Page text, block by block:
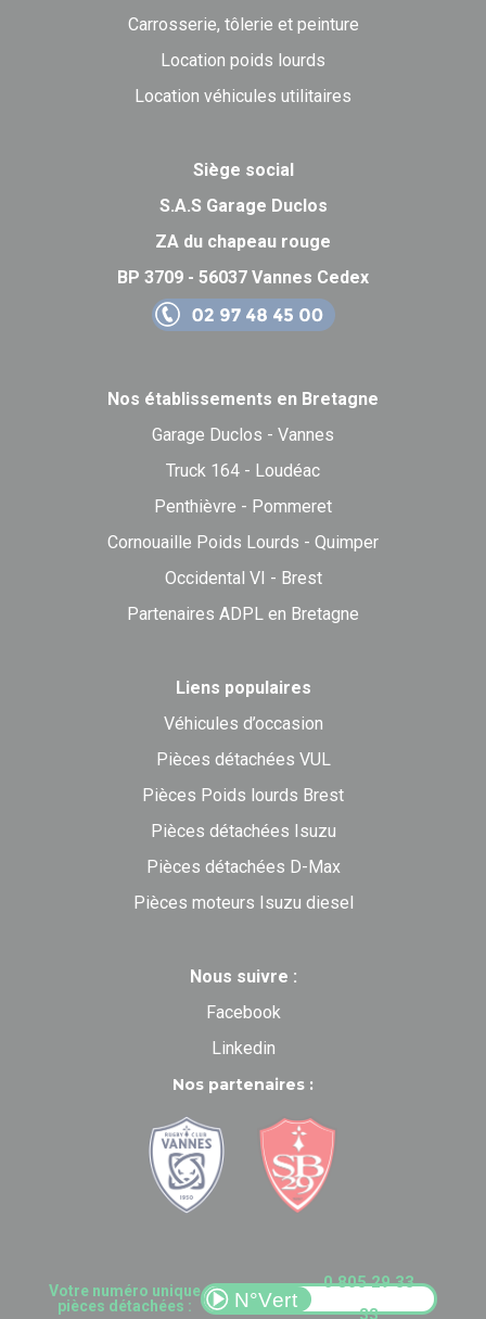
Carrosserie, tôlerie et peinture
Location poids lourds
Location véhicules utilitaires
Siège social
S.A.S Garage Duclos
ZA du chapeau rouge
BP 3709 - 56037 Vannes Cedex
Nos établissements en Bretagne
Garage Duclos - Vannes
Truck 164 - Loudéac
Penthièvre - Pommeret
Cornouaille Poids Lourds - Quimper
Occidental VI - Brest
Partenaires ADPL en Bretagne
Liens populaires
Véhicules d’occasion
Pièces détachées VUL
Pièces Poids lourds Brest
Pièces détachées Isuzu
Pièces détachées D-Max
Pièces moteurs Isuzu diesel
Nous suivre :
Facebook
Linkedin
Nos partenaires :
Votre numéro unique
pièces détachées :
0 805 29 33
33